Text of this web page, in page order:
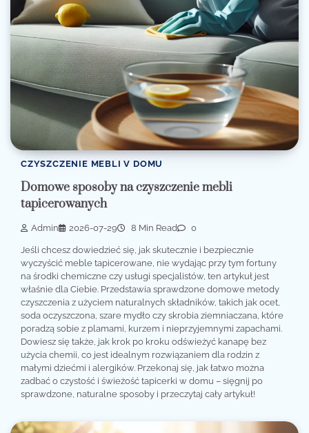
CZYSZCZENIE MEBLI V DOMU
Domowe sposoby na czyszczenie mebli
tapicerowanych
Admin 2026-07-29 8 Min Read 0
Jeśli chcesz dowiedzieć się, jak skutecznie i bezpiecznie
wyczyścić meble tapicerowane, nie wydając przy tym fortuny
na środki chemiczne czy usługi specjalistów, ten artykuł jest
właśnie dla Ciebie. Przedstawia sprawdzone domowe metody
czyszczenia z użyciem naturalnych składników, takich jak ocet,
soda oczyszczona, szare mydło czy skrobia ziemniaczana, które
poradzą sobie z plamami, kurzem i nieprzyjemnymi zapachami.
Dowiesz się także, jak krok po kroku odświeżyć kanapę bez
użycia chemii, co jest idealnym rozwiązaniem dla rodzin z
małymi dziećmi i alergików. Przekonaj się, jak łatwo można
zadbać o czystość i świeżość tapicerki w domu – sięgnij po
sprawdzone, naturalne sposoby i przeczytaj cały artykuł!